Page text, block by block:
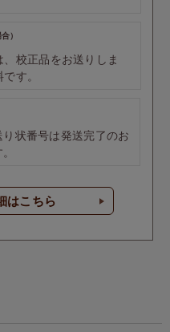
）
校正品をお送りしま
す。
状番号は発送完了のお
はこちら